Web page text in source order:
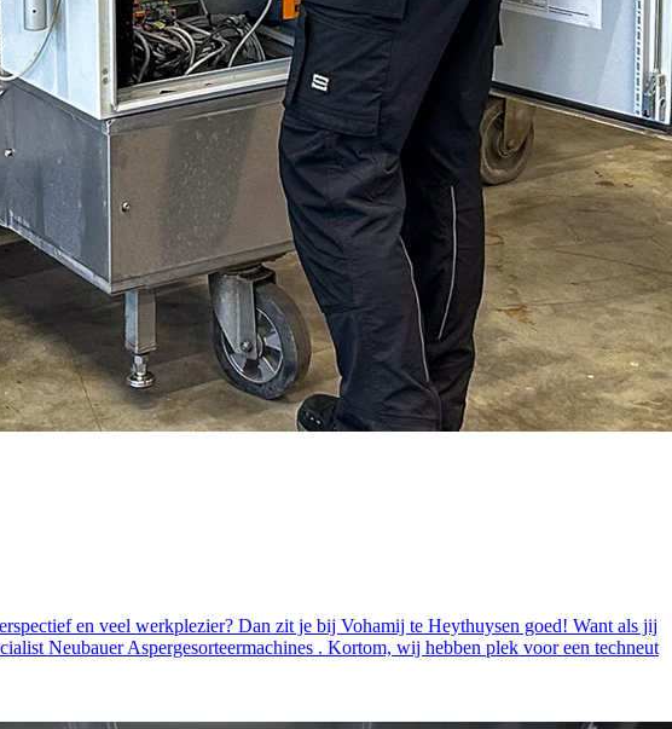
en veel werkplezier? Dan zit je bij Vohamij te Heythuysen goed! Want als jij
Neubauer Aspergesorteermachines . Kortom, wij hebben plek voor een techneut